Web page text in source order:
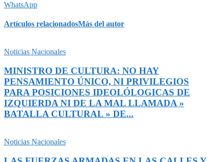
WhatsApp
Artículos relacionadosMás del autor
Noticias Nacionales
MINISTRO DE CULTURA: NO HAY
PENSAMIENTO ÚNICO, NI PRIVILEGIOS
PARA POSICIONES IDEOLÓLOGICAS DE
IZQUIERDA NI DE LA MAL LLAMADA »
BATALLA CULTURAL » DE...
Noticias Nacionales